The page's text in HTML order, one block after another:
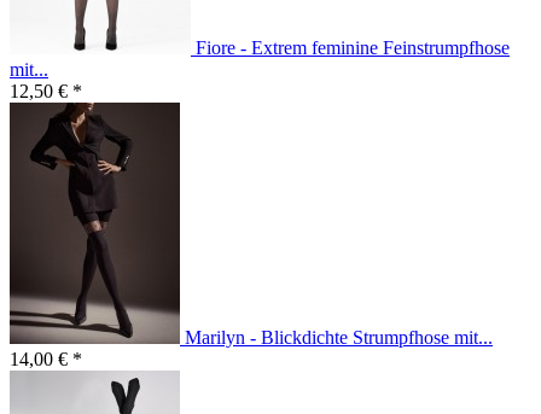
Fiore - Extrem feminine Feinstrumpfhose
mit...
12,50 € *
Marilyn - Blickdichte Strumpfhose mit...
14,00 € *